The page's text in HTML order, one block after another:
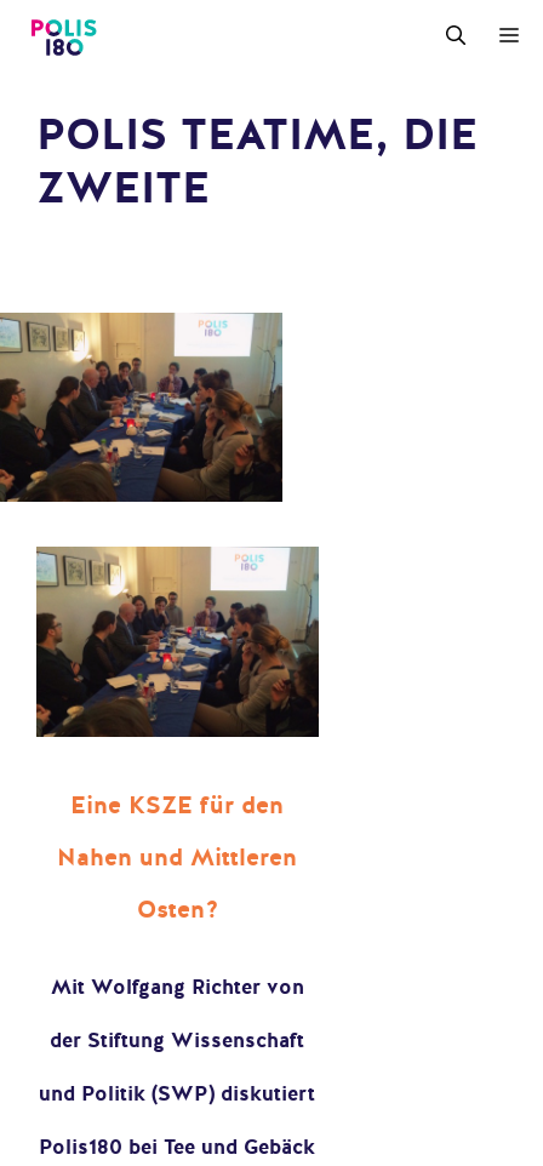
Zum
Inhalt
POLIS TEATIME, DIE
ZWEITE
Eine KSZE für den
Nahen und Mittleren
Osten?
Mit Wolfgang Richter von
der Stiftung Wissenschaft
und Politik (SWP) diskutiert
Polis180 bei Tee und Gebäck